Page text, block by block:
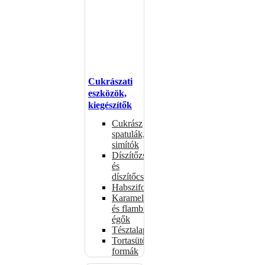
Cukrászati
eszközök,
kiegészítők
Cukrász
spatulák,
simítók
Díszítőzsákok
és
díszítőcsövek
Habszifonok
Karamellizáló
és flambírozó
égők
Tésztalapok
Tortasütő
formák